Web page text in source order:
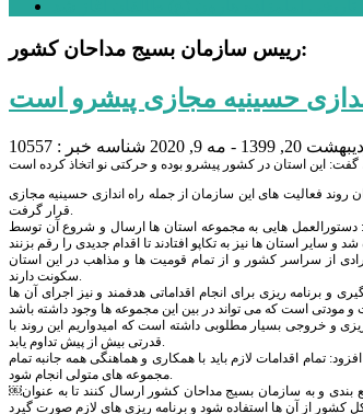
رییس سازمان بسیج مداحان کشور:
حسینیه مجازی پیشرو است
20, 1399 - مه 9, 2020 شناسه خبر : 10557
روند فعالیت های این سازمان از جمله راه اندازی حسینیه مجازی
قرار گرفت.
هایی به مجموعه استان ها ارسال و شروع آن توسط
از سراسر کشور و از تمام قومیت ها و مذاهب در این استان
سکونت دارند.
ریزی برای انجام اقداماتی هدفمند و نیز اجرای آن ها
و خروجی بسیار مطلوبی داشته است که امیدواریم این روند با
قدرتی بیش از پیش تداوم یابد.
اقدامات لازم باید با همکاری و هماهنگی همه جانبه تمام
مجموعه های متولی انجام شود.
￼وی از مسوول سازمان بسیج مداحان استان البرز درخواست کرد که طرح ها و ایده های خود را با بهره گیری از نبوغ هیأت اندیشه ورز جمع بندی و به سازمان بسیج مداحان کشور ارسال کنند تا به عنوان